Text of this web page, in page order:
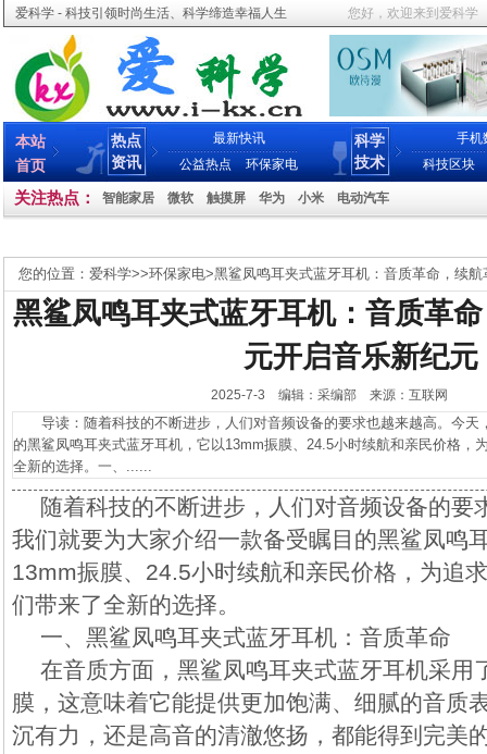
爱科学 - 科技引领时尚生活、科学缔造幸福人生 您好，欢迎来到爱科学
本站
首页
热点
资讯
最新快讯
公益热点
环保家电
科学
技术
手机
科技区块
关注热点： 智能家居 微软 触摸屏 华为 小米 电动汽车
您的位置： 爱科学>>环保家电>黑鲨凤鸣耳夹式蓝牙耳机：音质革命，续
黑鲨凤鸣耳夹式蓝牙耳机：音质革
元开启音乐新纪元
2025-7-3 编辑：采编部 来源：互联网
导读：随着科技的不断进步，人们对音频设备的要求也越来越高。今天
的黑鲨凤鸣耳夹式蓝牙耳机，它以13mm振膜、24.5小时续航和亲民价格，
全新的选择。一、......
随着科技的不断进步，人们对音频设备的要
我们就要为大家介绍一款备受瞩目的黑鲨凤鸣
13mm振膜、24.5小时续航和亲民价格，为追
们带来了全新的选择。
一、黑鲨凤鸣耳夹式蓝牙耳机：音质革命
在音质方面，黑鲨凤鸣耳夹式蓝牙耳机采用
膜，这意味着它能提供更加饱满、细腻的音质
沉有力，还是高音的清澈悠扬，都能得到完美